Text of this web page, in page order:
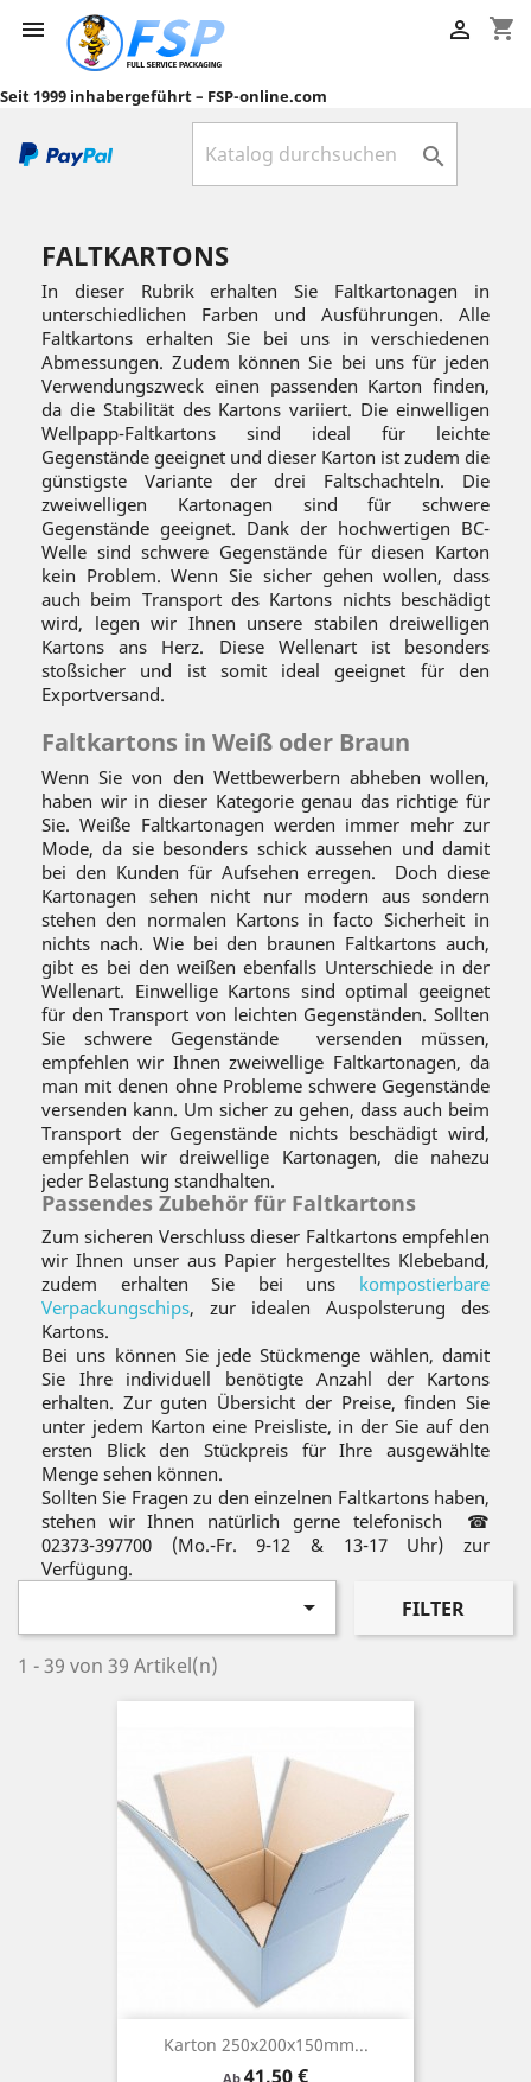
 shopping_cart

Seit 1999 inhabergeführt – FSP-online.com

FALTKARTONS
In dieser Rubrik erhalten Sie Faltkartonagen in
unterschiedlichen Farben und Ausführungen. Alle
Faltkartons erhalten Sie bei uns in verschiedenen
Abmessungen. Zudem können Sie bei uns für jeden
Verwendungszweck einen passenden Karton finden,
da die Stabilität des Kartons variiert. Die einwelligen
Wellpapp-Faltkartons sind ideal für leichte
Gegenstände geeignet und dieser Karton ist zudem die
günstigste Variante der drei Faltschachteln. Die
zweiwelligen Kartonagen sind für schwere
Gegenstände geeignet. Dank der hochwertigen BC-
Welle sind schwere Gegenstände für diesen Karton
kein Problem. Wenn Sie sicher gehen wollen, dass
auch beim Transport des Kartons nichts beschädigt
wird, legen wir Ihnen unsere stabilen dreiwelligen
Kartons ans Herz. Diese Wellenart ist besonders
stoßsicher und ist somit ideal geeignet für den
Exportversand.
Faltkartons in Weiß oder Braun
Wenn Sie von den Wettbewerbern abheben wollen,
haben wir in dieser Kategorie genau das richtige für
Sie. Weiße Faltkartonagen werden immer mehr zur
Mode, da sie besonders schick aussehen und damit
bei den Kunden für Aufsehen erregen.
Doch diese
Kartonagen sehen nicht nur modern aus sondern
stehen den normalen Kartons in facto Sicherheit in
nichts nach. Wie bei den braunen Faltkartons auch,
gibt es bei den weißen ebenfalls Unterschiede in der
Wellenart. Einwellige Kartons sind optimal geeignet
für den Transport von leichten Gegenständen. Sollten
Sie schwere Gegenstände
versenden müssen,
empfehlen wir Ihnen zweiwellige Faltkartonagen, da
man mit denen ohne Probleme schwere Gegenstände
versenden kann. Um sicher zu gehen, dass auch beim
Transport der Gegenstände nichts beschädigt wird,
empfehlen wir dreiwellige Kartonagen, die nahezu
jeder Belastung standhalten.
Passendes Zubehör für Faltkartons
Zum sicheren Verschluss dieser Faltkartons empfehlen
wir Ihnen unser aus Papier hergestelltes Klebeband,
zudem erhalten Sie bei uns kompostierbare
Verpackungschips, zur idealen Auspolsterung des
Kartons.
Bei uns können Sie jede Stückmenge wählen, damit
Sie Ihre individuell benötigte Anzahl der Kartons
erhalten. Zur guten Übersicht der Preise, finden Sie
unter jedem Karton eine Preisliste, in der Sie auf den
ersten Blick den Stückpreis für Ihre ausgewählte
Menge sehen können.
Sollten Sie Fragen zu den einzelnen Faltkartons haben,
stehen wir Ihnen natürlich gerne telefonisch ☎
02373-397700 (Mo.-Fr. 9-12 & 13-17 Uhr) zur
Verfügung.
 FILTER
1 - 39 von 39 Artikel(n)
Karton 250x200x150mm...
Ab Preis
41,50 €